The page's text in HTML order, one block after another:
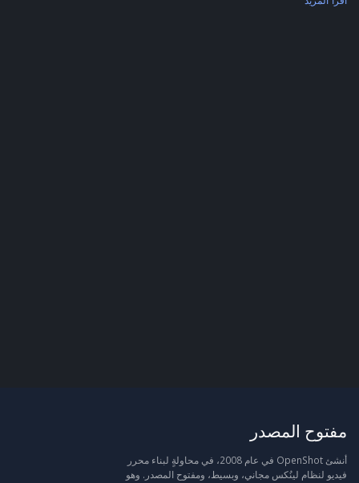
مفتوح المصدر
أنشئ OpenShot في عام 2008، في محاولةٍ لبناء محرر
فيديو لنظام لينُكس مجاني، وبسيط، ومفتوح المصدر. وهو